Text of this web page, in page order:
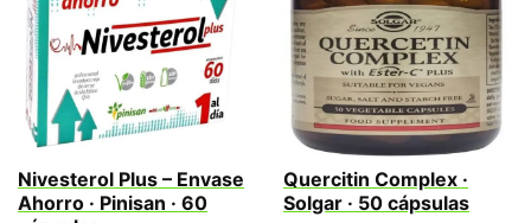
Nivesterol Plus – Envase
Ahorro · Pinisan · 60
Quercitin Complex ·
Solgar · 50 cápsulas